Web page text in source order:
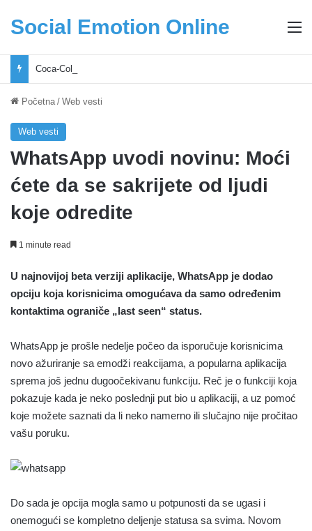
Social Emotion Online
Početna / Web vesti
Web vesti
WhatsApp uvodi novinu: Moći
ćete da se sakrijete od ljudi
koje odredite
1 minute read
U najnovijoj beta verziji aplikacije, WhatsApp je dodao
opciju koja korisnicima omogućava da samo određenim
kontaktima ograniče „last seen“ status.
WhatsApp je prošle nedelje počeo da isporučuje korisnicima
novo ažuriranje sa emodži reakcijama, a popularna aplikacija
sprema još jednu dugoočekivanu funkciju. Reč je o funkciji koja
pokazuje kada je neko poslednji put bio u aplikaciji, a uz pomoć
koje možete saznati da li neko namerno ili slučajno nije pročitao
vašu poruku.
Do sada je opcija mogla samo u potpunosti da se ugasi i
onemogući se kompletno deljenje statusa sa svima. Novom